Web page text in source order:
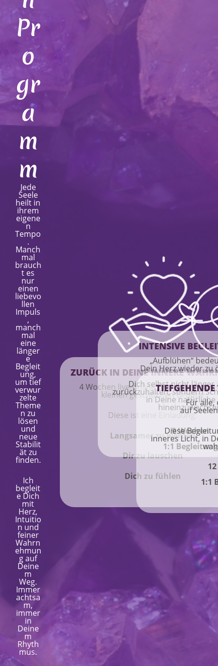
Pr
o
gr
a
m
m
Jede
Seele
heilt in
ihrem
eigene
n
Tempo
.
Manch
mal
brauch
t es
nur
einen
liebevo
llen
Impuls
,
manch
mal
eine
länger
e
Begleit
ung,
um tief
verwur
zelte
Theme
n zu
lösen
und
neue
Stabilit
ät zu
finden.
Ich
begleit
e Dich
mit
Herz,
Intuitio
n und
feiner
Wahrn
ehmun
g auf
Deine
m
Weg.
Immer
achtsa
m,
immer
in
Deine
m
Rhyth
mus.
ZURÜCK IN DEINE INNERE
4 Wochen live-online Begleitung in
kleinen geschützten Gruppe
Diese ist eine Einladung:
Langsamer zu werden
Dir zu lauschen
Dich zu fühlen
INTENSIVE
„Aufblühen“
Dein Herz wieder zu
Dich selbst nicht länger
zurückzuhalten, sondern
in Deine natürliche
9 Wochen
1:1 Begleitung
Für
auf
Diese
inneres Licht, in
1:1